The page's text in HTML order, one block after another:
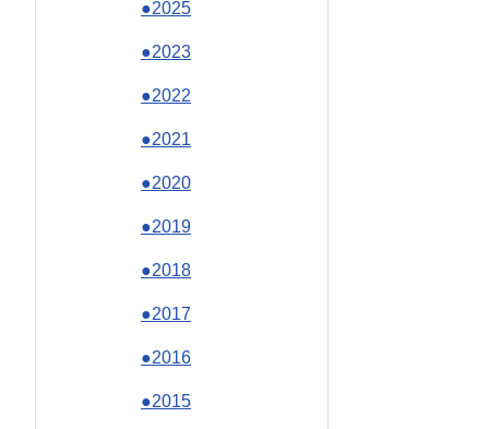
●2025
●2023
●2022
●2021
●2020
●2019
●2018
●2017
●2016
●2015